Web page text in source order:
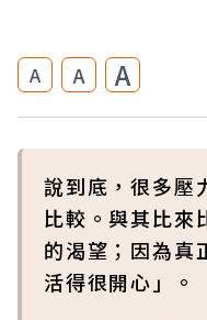
A A A
說到底，很多壓
比較。與其比來
的渴望；因為真
活得很開心」。